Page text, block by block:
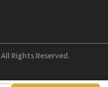
All Rights Reserved.